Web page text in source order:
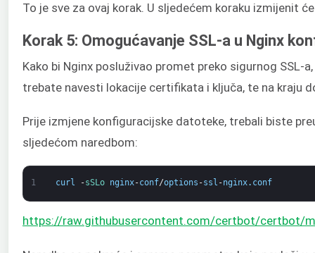
To je sve za ovaj korak. U sljedećem koraku izmijenit
Korak 5: Omogućavanje SSL-a u Nginx
Kako bi Nginx posluživao promet preko sigurnog
trebate navesti lokacije certifikata i ključa, te na kraju
Prije izmjene konfiguracijske datoteke, trebali biste
sljedećom naredbom:
1 curl -sSLo nginx-conf/options -ssl -nginx. conf
https://raw.githubusercontent.com/certbot/certbot/